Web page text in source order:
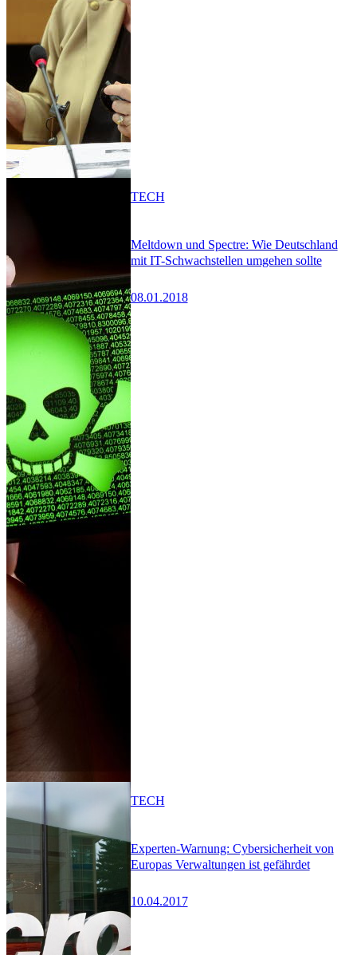
Meltdown und Spectre: Wie Deutschland
mit IT-Schwachstellen umgehen sollte
08.01.2018
TECH
Experten-Warnung: Cybersicherheit von
Europas Verwaltungen ist gefährdet
10.04.2017
TECH